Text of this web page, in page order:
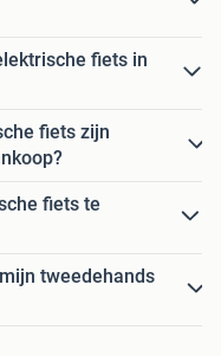
fiets in
fiets zijn
fiets te
tweedehands